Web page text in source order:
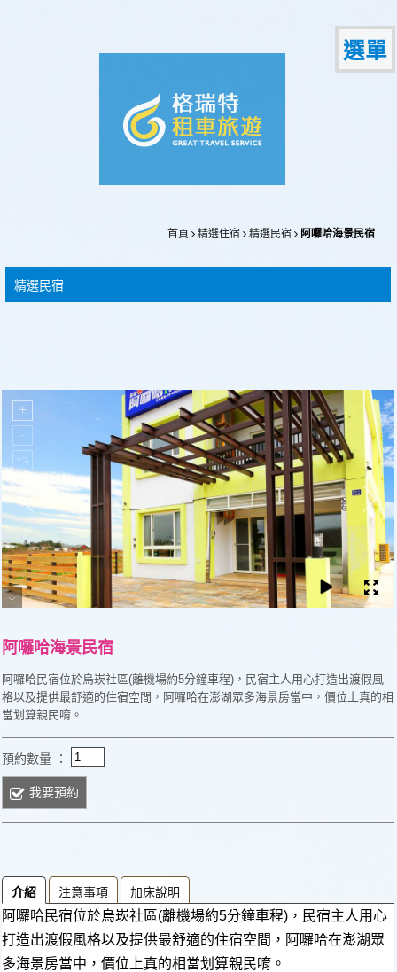
選單
首頁 精選住宿 精選民宿 阿囉哈海景民宿
精選民宿
阿囉哈海景民宿
阿囉哈民宿位於烏崁社區(離機場約5分鐘車程)，民宿主人用心打造出渡假風
格以及提供最舒適的住宿空間，阿囉哈在澎湖眾多海景房當中，價位上真的相
當划算親民唷。
預約數量 ：
我要預約
介紹 注意事項 加床說明
阿囉哈民宿位於烏崁社區(離機場約5分鐘車程)，民宿主人用心
打造出渡假風格以及提供最舒適的住宿空間，阿囉哈在澎湖眾
多海景房當中，價位上真的相當划算親民唷。